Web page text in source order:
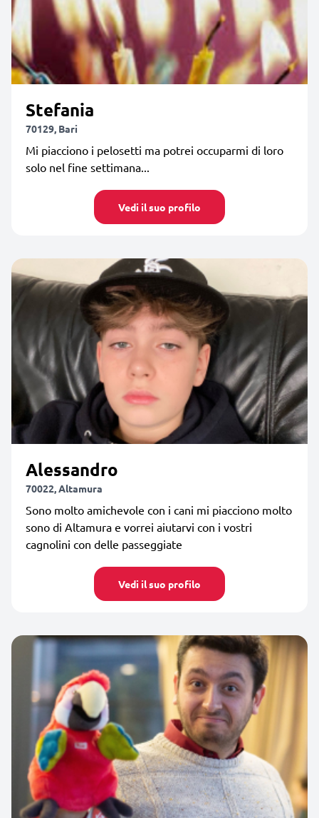
Stefania
70129, Bari
Mi piacciono i pelosetti ma potrei occuparmi di loro
solo nel fine settimana...
Vedi il suo profilo
Alessandro
70022, Altamura
Sono molto amichevole con i cani mi piacciono molto
sono di Altamura e vorrei aiutarvi con i vostri
cagnolini con delle passeggiate
Vedi il suo profilo